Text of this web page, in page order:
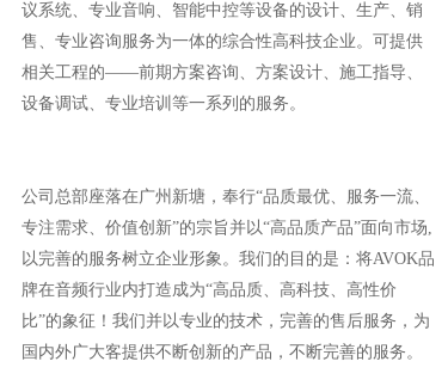
议系统、专业音响、智能中控等设备的设计、生产、销
售、专业咨询服务为一体的综合性高科技企业。可提供
相关工程的——前期方案咨询、方案设计、施工指导、
设备调试、专业培训等一系列的服务。
公司总部座落在广州新塘，奉行“品质最优、服务一流、
专注需求、价值创新”的宗旨并以“高品质产品”面向市场,
以完善的服务树立企业形象。我们的目的是：将AVOK品
牌在音频行业内打造成为“高品质、高科技、高性价
比”的象征！我们并以专业的技术，完善的售后服务，为
国内外广大客提供不断创新的产品，不断完善的服务。